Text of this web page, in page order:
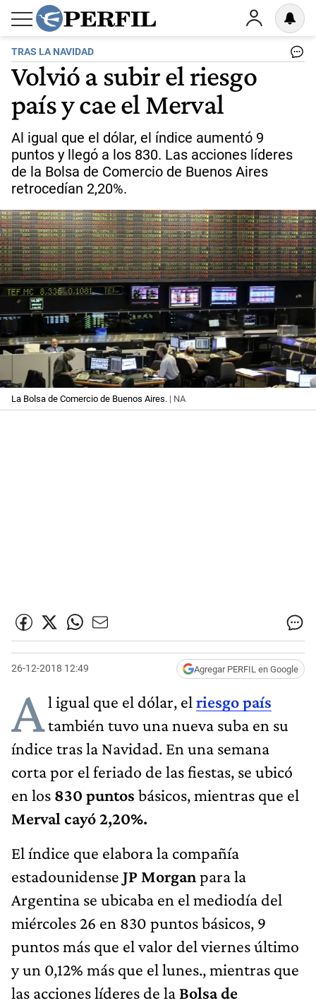
TRAS LA NAVIDAD
Volvió a subir el riesgo
país y cae el Merval
Al igual que el dólar, el índice aumentó 9
puntos y llegó a los 830. Las acciones líderes
de la Bolsa de Comercio de Buenos Aires
retrocedían 2,20%.
La Bolsa de Comercio de Buenos Aires. | NA
26-12-2018 12:49 Agregar PERFIL en Google
Al igual que el dólar, el riesgo país
también tuvo una nueva suba en su
índice tras la Navidad. En una semana
corta por el feriado de las fiestas, se ubicó
en los 830 puntos básicos, mientras que el
Merval cayó 2,20%.
El índice que elabora la compañía
estadounidense JP Morganpara la
Argentina se ubicaba en el mediodía del
miércoles 26 en 830 puntos básicos, 9
puntos más que el valor del viernes último
y un 0,12% más que el lunes., mientras que
las acciones líderes de la Bolsa de